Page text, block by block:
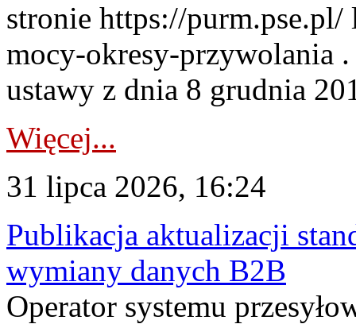
stronie https://
mocy-okresy-przywolania
ustawy z dnia 8 grudnia
Więcej...
31 lipca 2026, 16:24
Publikacja aktualizacji
wymiany danych B2B
Operator systemu